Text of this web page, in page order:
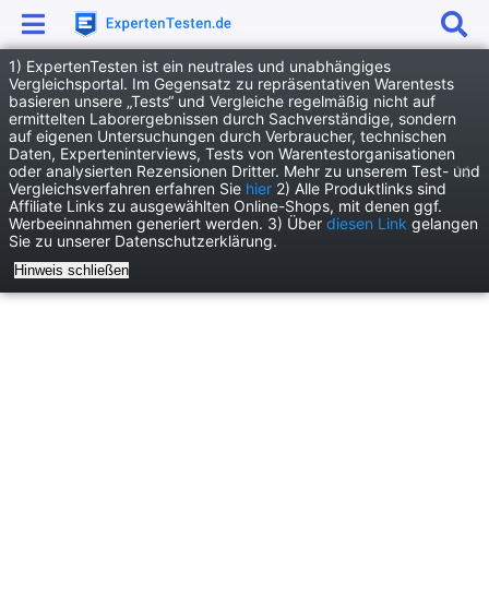
1) ExpertenTesten ist ein neutrales und unabhängiges
Vergleichsportal. Im Gegensatz zu repräsentativen Warentests
basieren unsere „Tests“ und Vergleiche regelmäßig nicht auf
ermittelten Laborergebnissen durch Sachverständige, sondern
auf eigenen Untersuchungen durch Verbraucher, technischen
Daten, Experteninterviews, Tests von Warentestorganisationen
oder analysierten Rezensionen Dritter. Mehr zu unserem Test- und
Vergleichsverfahren erfahren Sie hier 2) Alle Produktlinks sind
Affiliate Links zu ausgewählten Online-Shops, mit denen ggf.
Werbeeinnahmen generiert werden. 3) Über diesen Link gelangen
Sie zu unserer Datenschutzerklärung.
Hinweis schließen
News
Auto & Verkehr
Moderne Fahrzeugsoftware: Das digitale Herz der Automobilwelt